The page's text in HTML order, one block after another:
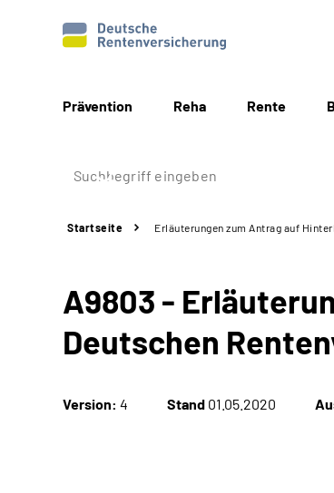
Prävention Reha Rente
Startseite Erläuterungen zum Antrag auf
A9803 -
Deutschen
Version: 4 Stand 01.05.2020